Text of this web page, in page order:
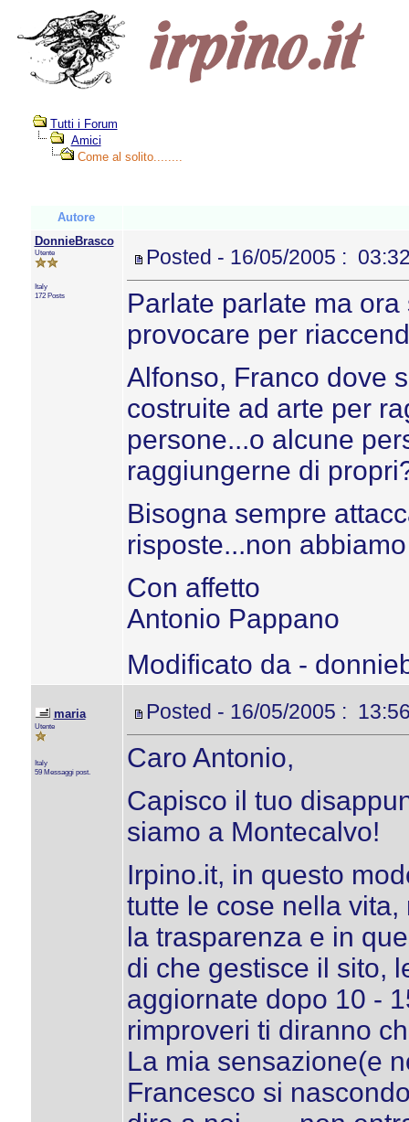
Tutti i Forum
Amici
Come al solito........
Autore
DonnieBrasco
Utente
Italy
172 Posts
Posted - 16/05/2005 :
Parlate parlate ma
provocare per
Alfonso, Franco dove
costruite ad arte per
persone...o alcune
raggiungerne di
Bisogna sempre
risposte...non
Con affetto
Antonio Pappano
Modificato da -
maria
Utente
Italy
59 Messaggi post.
Posted - 16/05/2005 :
Caro Antonio,
Capisco il tuo
siamo a Montecalvo!
Irpino.it, in questo
tutte le cose nella
la trasparenza e in
di che gestisce il sito,
aggiornate dopo 10 -
rimproveri ti diranno
La mia sensazione(e
Francesco si